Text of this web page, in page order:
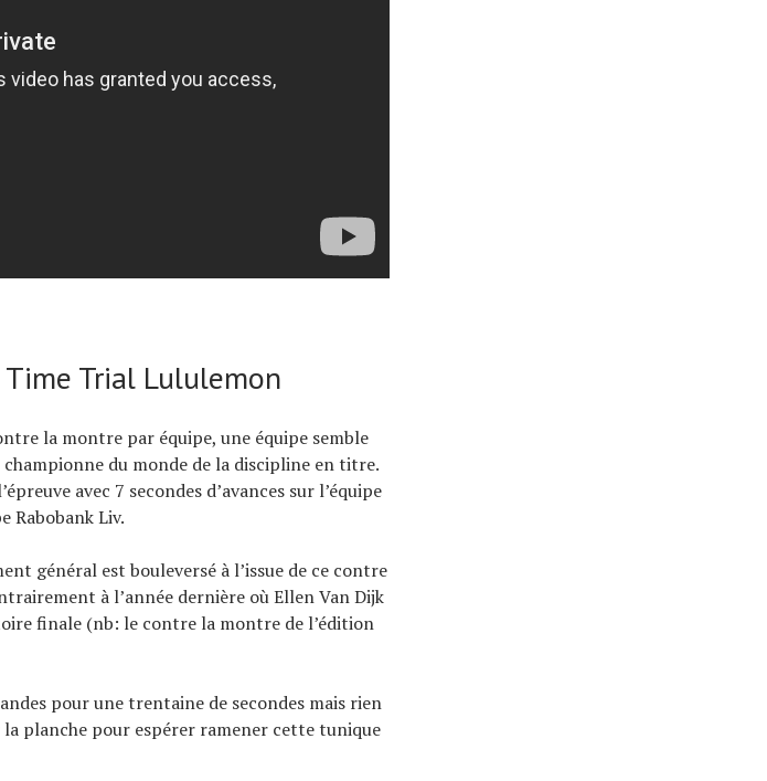
Trial Lululemon
la montre par équipe, une équipe semble
du monde de la discipline en titre.
avec 7 secondes d’avances sur l’équipe
Rabobank Liv.
général est bouleversé à l’issue de ce contre
à l’année dernière où Ellen Van Dijk
finale (nb: le contre la montre de l’édition
pour une trentaine de secondes mais rien
la planche pour espérer ramener cette tunique